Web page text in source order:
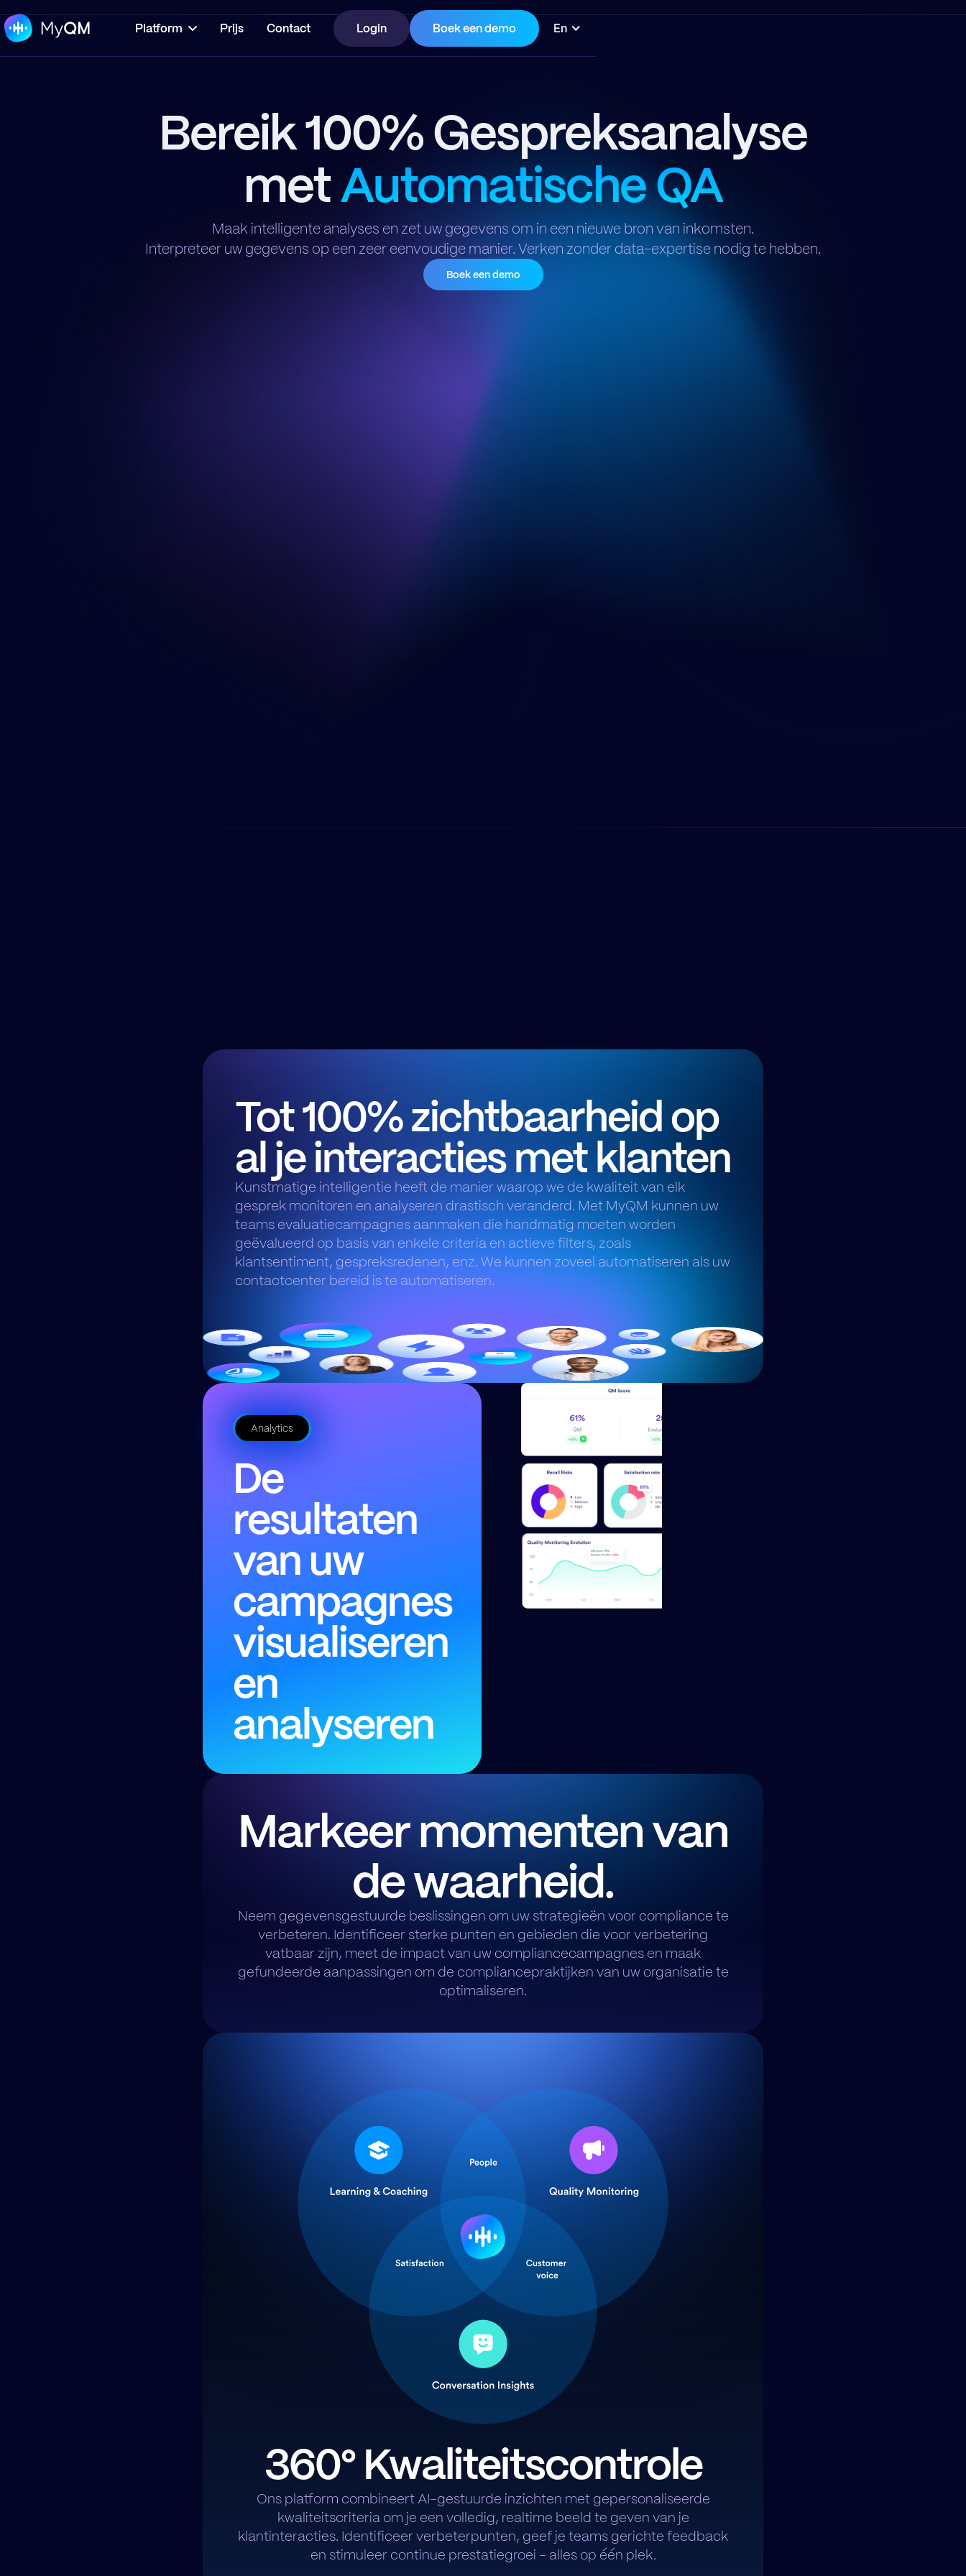
Platform Prijs Contact Login Boek een demo En
Bereik 100% Gespreksanalyse
metAutomatische QA
Maak intelligente analyses en zet uw gegevens om in een nieuwe bron van inkomsten.
Interpreteer uw gegevens op een zeer eenvoudige manier. Verken zonder data-expertise nodig te hebben.
Boek een demo
Tot 100% zichtbaarheid op
al je interacties met klanten
Kunstmatige intelligentie heeft de manier waarop we de kwaliteit van elk
gesprek monitoren en analyseren drastisch veranderd. Met MyQM kunnen uw
teams evaluatiecampagnes aanmaken die handmatig moeten worden
geëvalueerd op basis van enkele criteria en actieve filters, zoals
klantsentiment, gespreksredenen, enz. We kunnen zoveel automatiseren als uw
contactcenter bereid is te automatiseren.
Analytics
De
resultaten
van uw
campagnes
visualiseren
en
analyseren
Markeer momenten van
de waarheid.
Neem gegevensgestuurde beslissingen om uw strategieën voor compliance te
verbeteren. Identificeer sterke punten en gebieden die voor verbetering
vatbaar zijn, meet de impact van uw compliancecampagnes en maak
gefundeerde aanpassingen om de compliancepraktijken van uw organisatie te
optimaliseren.
360° Kwaliteitscontrole
Ons platform combineert AI-gestuurde inzichten met gepersonaliseerde
kwaliteitscriteria om je een volledig, realtime beeld te geven van je
klantinteracties. Identificeer verbeterpunten, geef je teams gerichte feedback
en stimuleer continue prestatiegroei - alles op één plek.